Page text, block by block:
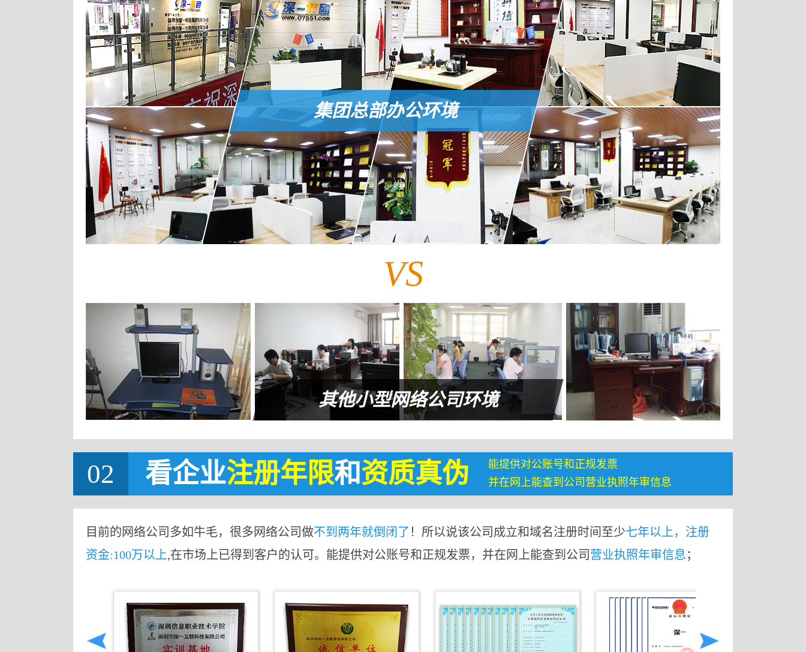
集团总部办公环境
VS
其他小型网络公司环境
02 看企业注册年限和资质真伪
能提供对公账号和正规发票
并在网上能查到公司营业执照年审信息
目前的网络公司多如牛毛，很多网络公司做不到两年就倒闭了 ！所以说该公司成立和域名注册时间至少七年以上，注册
资金:100万以上,在市场上已得到客户的认可。能提供对公账号和正规发票，并在网上能查到公司 营业执照年审信息；